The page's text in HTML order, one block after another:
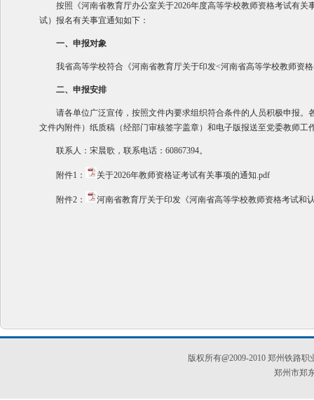
按照《河南省教育厅办公室关于2026年度高等学校教师资格考试有
试）报名有关事宜通知如下：
一、申报对象
我省高等学校符合《河南省教育厅关于印发<河南省高等学校教师资
二、申报安排
请各单位广泛宣传，按照文件内要求组织符合条件的人员积极申报。
文件内附件）纸质稿（经部门审核签字盖章）和电子版报送至党委教师工
联系人：宋晨歌，联系电话：60867394。
附件1： 关于2026年教师资格证考试有关事项的通知.pdf
附件2： 河南省教育厅关于印发《河南省高等学校教师资格考试和
版权所有@2009-2010 郑州铁路
郑州市郑东